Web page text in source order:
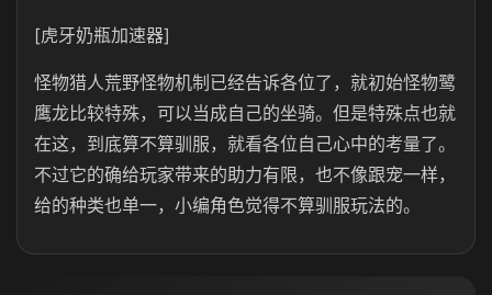
[虎牙奶瓶加速器]
怪物猎人荒野怪物机制已经告诉各位了，就初始怪物鹭
鹰龙比较特殊，可以当成自己的坐骑。但是特殊点也就
在这，到底算不算驯服，就看各位自己心中的考量了。
不过它的确给玩家带来的助力有限，也不像跟宠一样，
给的种类也单一，小编角色觉得不算驯服玩法的。